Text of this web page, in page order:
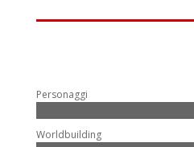
Personaggi
Worldbuilding